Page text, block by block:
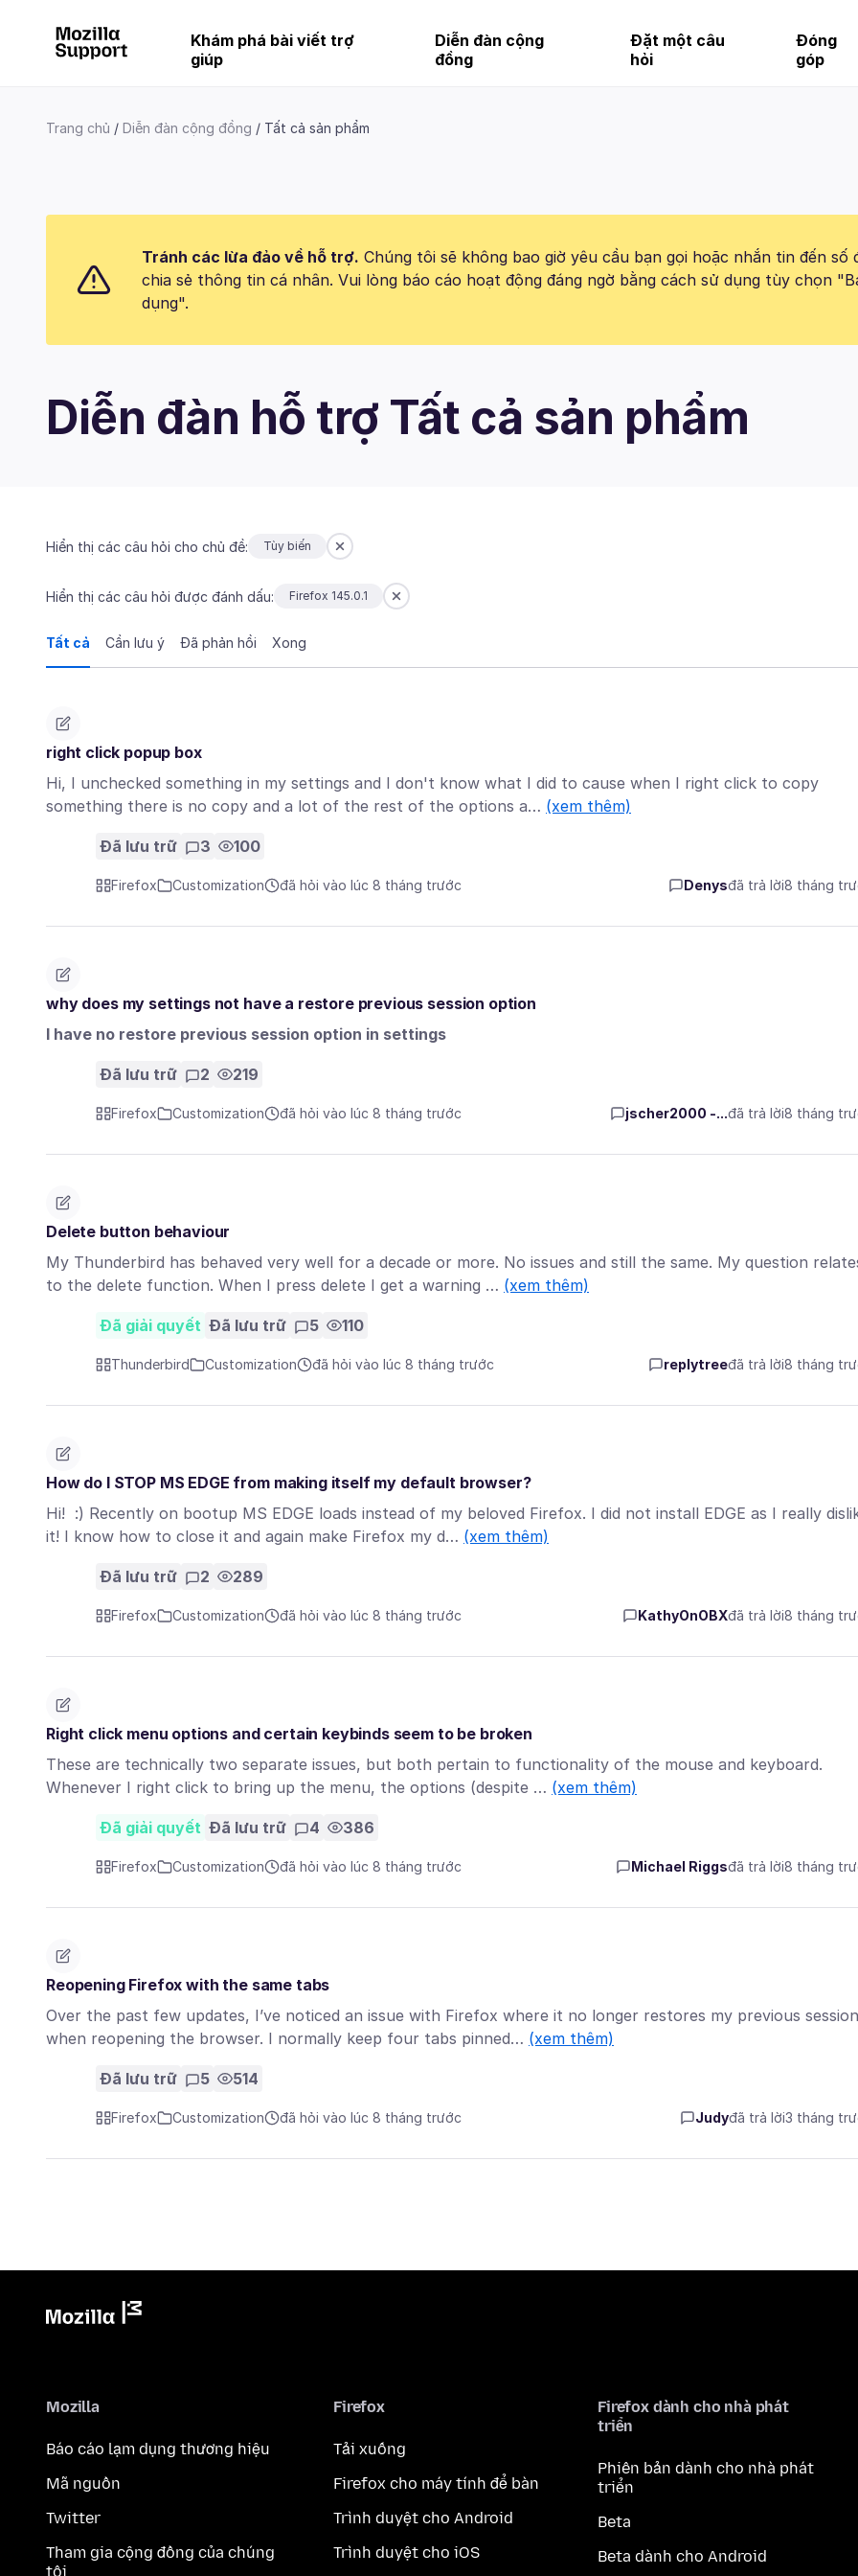
Khám phá bài viết trợ
giúp
Diễn đàn cộng
đồng
Đặt một câu
hỏi
Đóng
góp
Trang chủ Diễn đàn cộng đồng Tất cả sản phẩm
Tránh các lừa đảo về hỗ trợ. Chúng tôi sẽ không bao giờ yêu cầu bạn gọi hoặc nhắn tin đến số
chia sẻ thông tin cá nhân. Vui lòng báo cáo hoạt động đáng ngờ bằng cách sử dụng tùy chọn
dụng".
Diễn đàn hỗ trợ Tất cả sản phẩm
Hiển thị các câu hỏi cho chủ đề: Tùy biến
Hiển thị các câu hỏi được đánh dấu: Firefox 145.0.1
Tất cả Cần lưu ý Đã phản hồi Xong
right click popup box
Hi, I unchecked something in my settings and I don't know what I did to cause when I right click to copy
something there is no copy and a lot of the rest of the options a… (xem thêm)
Đã lưu trữ 3 100
Firefox Customization đã hỏi vào lúc 8 tháng trước Denysđã trả lời8 tháng
why does my settings not have a restore previous session option
I have no restore previous session option in settings
Đã lưu trữ 2 219
Firefox Customization đã hỏi vào lúc 8 tháng trước jscher2000 -...đã trả lời8 tháng
Delete button behaviour
My Thunderbird has behaved very well for a decade or more. No issues and still the same. My question
to the delete function. When I press delete I get a warning … (xem thêm)
Đã giải quyết Đã lưu trữ 5 110
Thunderbird Customization đã hỏi vào lúc 8 tháng trước replytreeđã trả lời8 tháng
How do I STOP MS EDGE from making itself my default browser?
Hi! :) Recently on bootup MS EDGE loads instead of my beloved Firefox. I did not install EDGE as I really
it! I know how to close it and again make Firefox my d… (xem thêm)
Đã lưu trữ 2 289
Firefox Customization đã hỏi vào lúc 8 tháng trước KathyOnOBXđã trả lời8 tháng
Right click menu options and certain keybinds seem to be broken
These are technically two separate issues, but both pertain to functionality of the mouse and keyboard.
Whenever I right click to bring up the menu, the options (despite … (xem thêm)
Đã giải quyết Đã lưu trữ 4 386
Firefox Customization đã hỏi vào lúc 8 tháng trước Michael Riggsđã trả lời8 tháng
Reopening Firefox with the same tabs
Over the past few updates, I’ve noticed an issue with Firefox where it no longer restores my previous session
when reopening the browser. I normally keep four tabs pinned… (xem thêm)
Đã lưu trữ 5 514
Firefox Customization đã hỏi vào lúc 8 tháng trước Judyđã trả lời3 tháng
Mozilla
Báo cáo lạm dụng thương hiệu
Mã nguồn
Twitter
Tham gia cộng đồng của chúng
tôi
Firefox
Tải xuống
Firefox cho máy tính để bàn
Trình duyệt cho Android
Trình duyệt cho iOS
Firefox dành cho nhà phát
triển
Phiên bản dành cho nhà phát
triển
Beta
Beta dành cho Android